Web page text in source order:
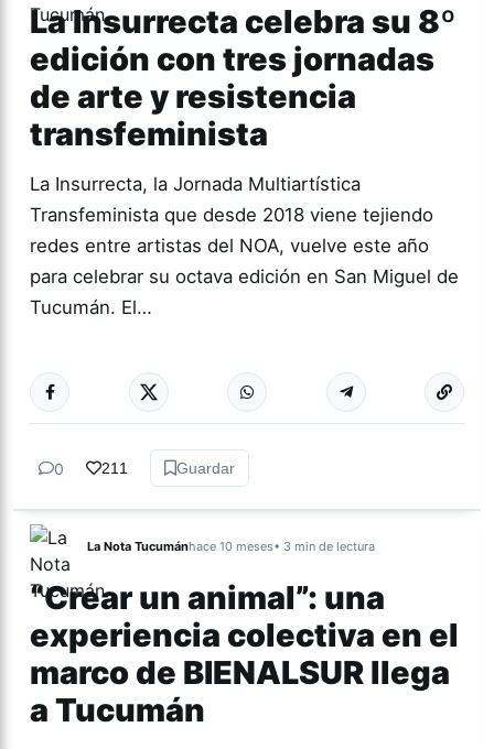
La Insurrecta celebra su 8º
edición con tres jornadas
de arte y resistencia
transfeminista
La Insurrecta, la Jornada Multiartística
Transfeminista que desde 2018 viene tejiendo
redes entre artistas del NOA, vuelve este año
para celebrar su octava edición en San Miguel de
Tucumán. El…
ARTES Más
0 211 Guardar
La Nota Tucumánhace 10 meses• 3 min de lectura
“Crear un animal”: una
experiencia colectiva en el
marco de BIENALSUR llega
a Tucumán